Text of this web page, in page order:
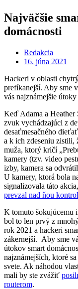
Najväčšie
domácnosti
Redakcia
16. júna 2021
Hackeri v oblasti
prefíkanejší. Aby sme
vás najznámejšie
Keď Adama a Heather
zvuk vychádzajúci z
desaťmesačného
a k ich zdeseniu zistili,
muža, ktorý kričí
kamery (tzv. video
izby, kamera sa
U kamery, ktorá bola
signalizovala táto
prevzal nad ňou
K tomuto šokujúcemu
bol to len prvý z
rok 2021 a hackeri
zákernejší. Aby sme
útokov smart
najznámejších, ktoré
svete. Ak náhodou
mali by ste zvážiť
routerom.